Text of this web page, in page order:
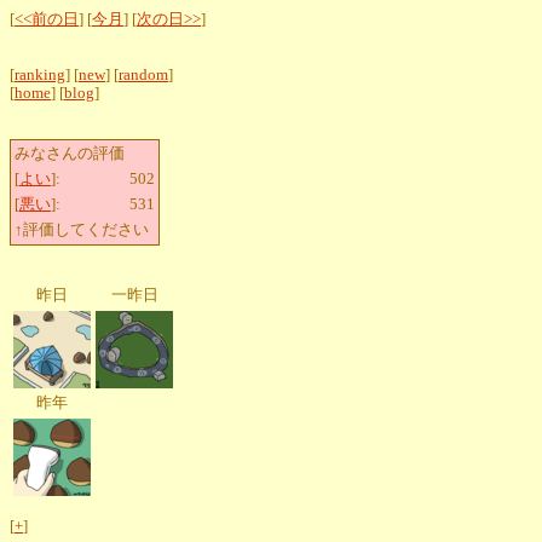
[<<前の日 ] [今月 ] [次の日>>]
[ranking] [new] [random]
[home] [blog]
みなさんの評価
[よい]:
502
[悪い]:
531
↑評価してください
昨日 一昨日
昨年
[+]